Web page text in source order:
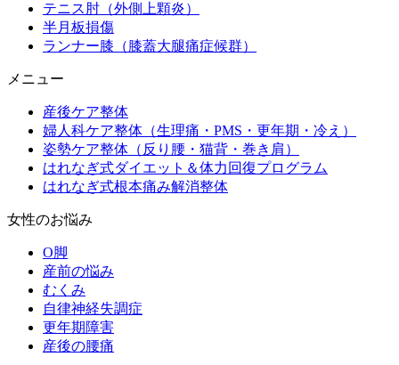
テニス肘（外側上顆炎）
半月板損傷
ランナー膝（膝蓋大腿痛症候群）
メニュー
産後ケア整体
婦人科ケア整体（生理痛・PMS・更年期・冷え）
姿勢ケア整体（反り腰・猫背・巻き肩）
はれなぎ式ダイエット＆体力回復プログラム
はれなぎ式根本痛み解消整体
女性のお悩み
O脚
産前の悩み
むくみ
自律神経失調症
更年期障害
産後の腰痛